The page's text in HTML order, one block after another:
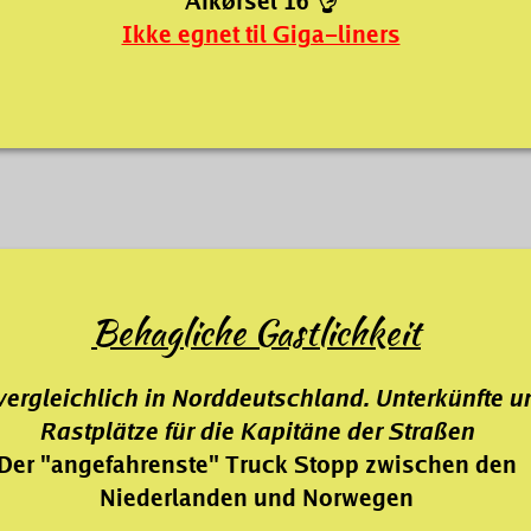
Ikke egnet til Giga-liners
Behagliche Gastlichkeit
in Norddeutschland. Unterkünfte
Rastplätze für die Kapitäne der Straßen
"angefahrenste" Truck Stopp zwischen den
Niederlanden und Norwegen